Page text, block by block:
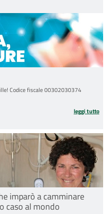
Codice fiscale 00302030374
leggi tutto
imparò a camminare
caso al mondo